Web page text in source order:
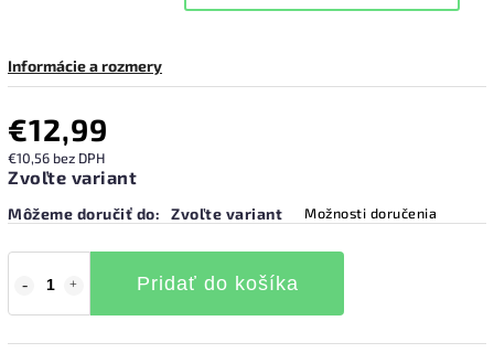
Informácie a rozmery
€12,99
€10,56 bez DPH
Zvoľte variant
Môžeme doručiť do: Zvoľte variant Možnosti doručenia
Pridať do košíka